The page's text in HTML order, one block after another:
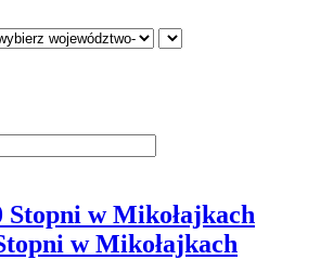
w Mikołajkach